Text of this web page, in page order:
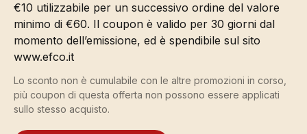
€10 utilizzabile per un successivo ordine del valore
minimo di €60. Il coupon è valido per 30 giorni dal
momento dell’emissione, ed è spendibile sul sito
www.efco.it
Lo sconto non è cumulabile con le altre promozioni in corso,
più coupon di questa offerta non possono essere applicati
sullo stesso acquisto.